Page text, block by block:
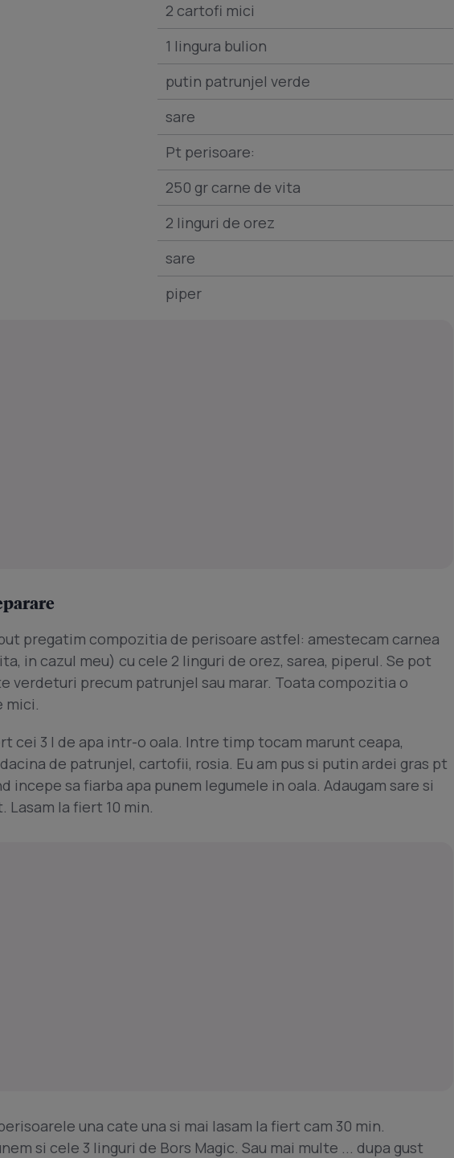
2 cartofi mici
1 lingura bulion
putin patrunjel verde
sare
Pt perisoare:
250 gr carne de vita
2 linguri de orez
sare
piper
pregatim compozitia de perisoare astfel: amestecam carnea
in cazul meu) cu cele 2 linguri de orez, sarea, piperul. Se pot
verdeturi precum patrunjel sau marar. Toata compozitia o
mici.
cei 3 l de apa intr-o oala. Intre timp tocam marunt ceapa,
de patrunjel, cartofii, rosia. Eu am pus si putin ardei gras pt
incepe sa fiarba apa punem legumele in oala. Adaugam sare si
Lasam la fiert 10 min.
una cate una si mai lasam la fiert cam 30 min.
si cele 3 linguri de Bors Magic. Sau mai multe ... dupa gust